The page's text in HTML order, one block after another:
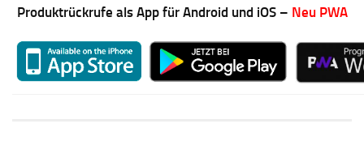
Produktrückrufe als App für Android und iOS – Neu PWA